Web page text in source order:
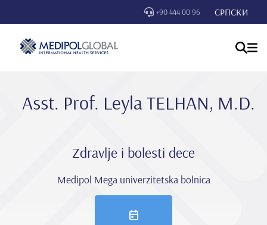
+90 444 00 96 СРПСКИ
Asst. Prof. Leyla TELHAN, M.D.
Zdravlje i bolesti dece
Medipol Mega univerzitetska bolnica